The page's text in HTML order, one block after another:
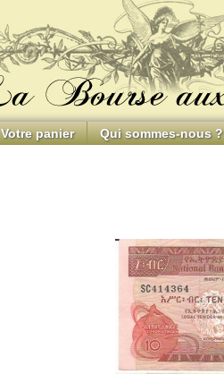
Votre panier Qui sommes-nous ?